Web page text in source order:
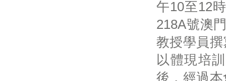
午10至12
218A號澳
教授學員
以體現培
後，經過